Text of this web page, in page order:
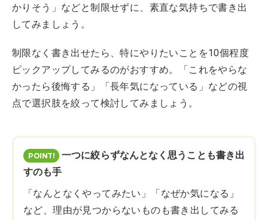
かりそう」などと制限せずに、素直な気持ちで書き出
してみましょう。
制限なく書き出せたら、特にやりたいことを10個程度
ピックアップしてみるのがおすすめ。「これをやらな
かったら後悔する」「長年気になっている」などの視
点で選択肢を絞って検討してみましょう。
一つに絞らずなんとなく思うことも書き出
すのも手
「なんとなくやってみたい」「なぜか気になる」
など、理由が見つからないものも書き出してみる